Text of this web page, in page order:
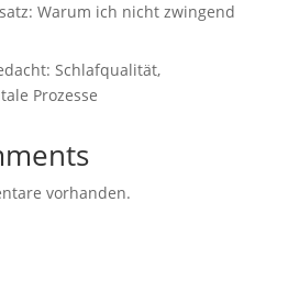
Warum ich nicht zwingend
Schlafqualität,
Prozesse
vorhanden.